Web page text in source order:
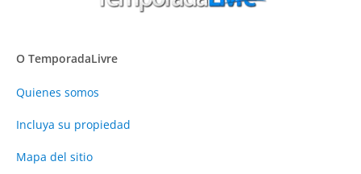
O TemporadaLivre
Quienes somos
Incluya su propiedad
Mapa del sitio